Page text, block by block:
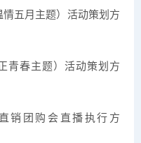
五月主题）活动策划方
青春主题）活动策划方
销团购会直播执行方